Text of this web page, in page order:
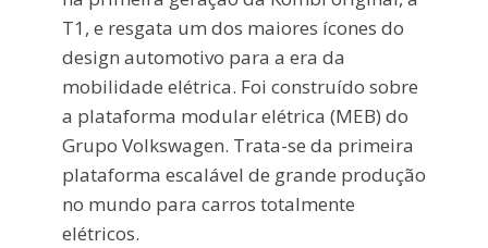
T1, e resgata um dos maiores ícones do
design automotivo para a era da
mobilidade elétrica. Foi construído sobre
a plataforma modular elétrica (MEB) do
Grupo Volkswagen. Trata-se da primeira
plataforma escalável de grande produção
no mundo para carros totalmente
elétricos.